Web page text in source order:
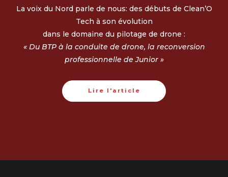
La voix du Nord parle de nous: des débuts de Clean’O
Tech à son évolution
dans le domaine du pilotage de drone :
« Du BTP à la conduite de drone, la reconversion
professionnelle de Junior »
Lire l'article